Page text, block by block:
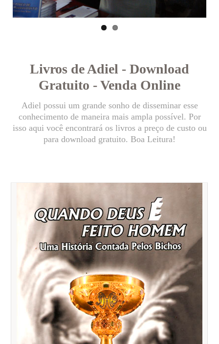
Livros de Adiel - Download
Gratuito - Venda Online
Adiel possui um grande sonho de disseminar esse
conhecimento de maneira mais ampla possível. Por
isso aqui você encontrará os livros a preço de custo ou
para download gratuito. Boa Leitura!